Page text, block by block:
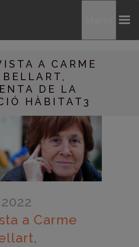
A CARME
DE LA
HÀBITAT3
a Carme